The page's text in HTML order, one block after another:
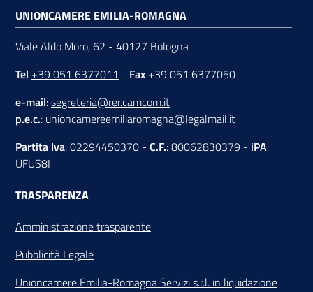
UNIONCAMERE EMILIA-ROMAGNA
Viale Aldo Moro, 62 - 40127 Bologna
Tel +39 051 6377011 - Fax +39 051 6377050
e-mail:segreteria@rer.camcom.it
p.e.c.: unioncamereemiliaromagna@legalmail.it
Partita Iva: 02294450370 - C.F.: 80062830379 - iPA:
UFUS8I
TRASPARENZA
Amministrazione trasparente
Pubblicità Legale
Unioncamere Emilia-Romagna Servizi s.r.l. in liquidazione